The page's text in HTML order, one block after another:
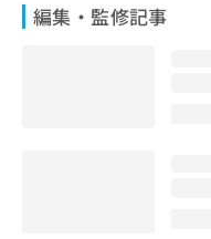
編集・監修記事